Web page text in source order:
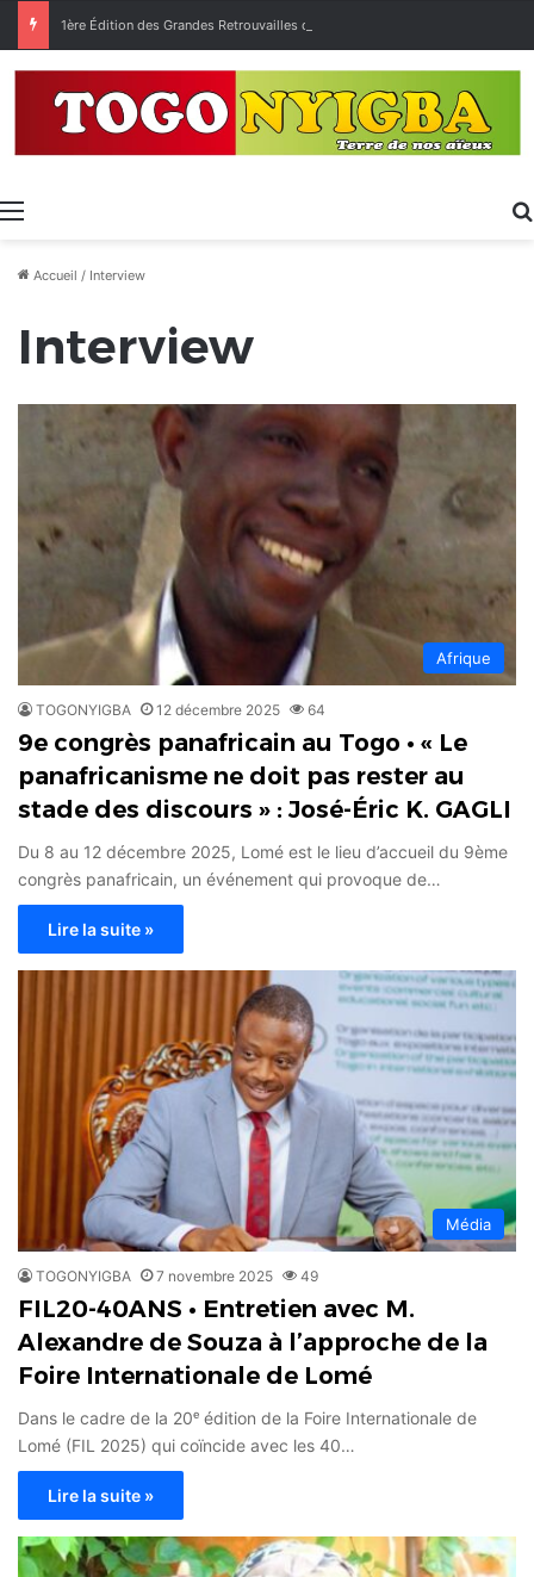
Menu
Accueil / Interview
Interview
Afrique
TOGONYIGBA 12 décembre 2025 64
9e congrès panafricain au Togo • « Le
panafricanisme ne doit pas rester au
stade des discours » : José-Éric K. GAGLI
Du 8 au 12 décembre 2025, Lomé est le lieu d’accueil du 9ème
congrès panafricain, un événement qui provoque de…
Lire la suite »
Média
TOGONYIGBA 7 novembre 2025 49
FIL20-40ANS • Entretien avec M.
Alexandre de Souza à l’approche de la
Foire Internationale de Lomé
Dans le cadre de la 20ᵉ édition de la Foire Internationale de
Lomé (FIL 2025) qui coïncide avec les 40…
Lire la suite »